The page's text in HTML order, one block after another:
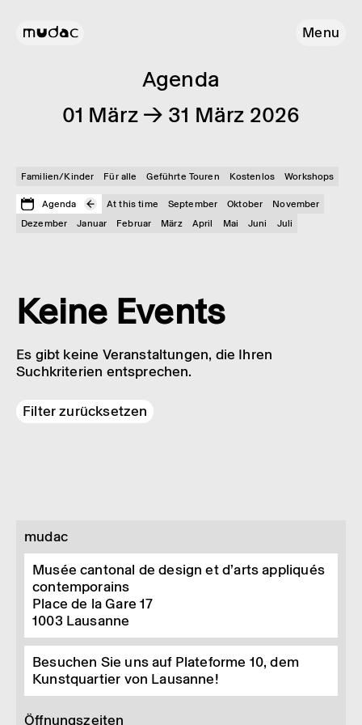
Menu
Agenda
01 März → 31 März 2026
Familien/Kinder Für alle Geführte Touren Kostenlos Workshops
Agenda At this time September Oktober
November
Dezember
Januar Februar März April Mai Juni Juli
Keine Events
Es gibt keine Veranstaltungen, die Ihren
Suchkriterien entsprechen.
Filter zurücksetzen
mudac
Musée cantonal de design et d’arts appliqués
contemporains
Place de la Gare 17
1003 Lausanne
Besuchen Sie uns auf Plateforme 10, dem
Kunstquartier von Lausanne!
Öffnungszeiten